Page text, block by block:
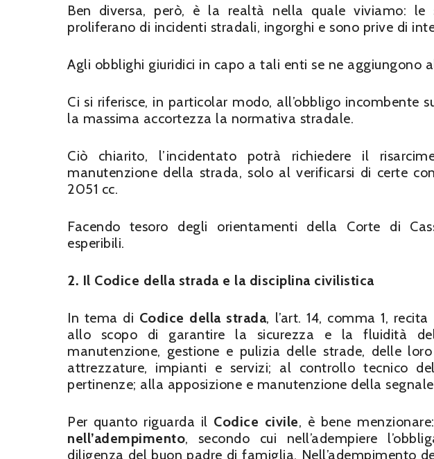
Ben diversa, però, è la realtà nella quale viviamo:
proliferano di incidenti stradali, ingorghi e sono prive di
Agli obblighi giuridici in capo a tali enti se ne aggiungono
Ci si riferisce, in particolar modo, all’obbligo incombente
la massima accortezza la normativa stradale.
Ciò chiarito, l’incidentato potrà richiedere il
manutenzione della strada, solo al verificarsi di certe
2051 cc.
Facendo tesoro degli orientamenti della Corte di
esperibili.
2. Il Codice della strada e la disciplina civilistica
In tema di Codice della strada, l’art. 14, comma 1,
allo scopo di garantire la sicurezza e la fluidità
manutenzione, gestione e pulizia delle strade, delle
attrezzature, impianti e servizi; al controllo tecnico
pertinenze; alla apposizione e manutenzione della
Per quanto riguarda il Codice civile, è bene
nell’adempimento, secondo cui nell’adempiere
diligenza del buon padre di famiglia. Nell’adempimento